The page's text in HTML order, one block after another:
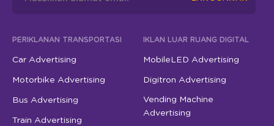
PERIKLANAN TRANSPORTASI
Car Advertising
Motorbike Advertising
Bus Advertising
Train Advertising
IKLAN LUAR RUANG DIGITAL
MobileLED Advertising
Digitron Advertising
Vending Machine
Advertising